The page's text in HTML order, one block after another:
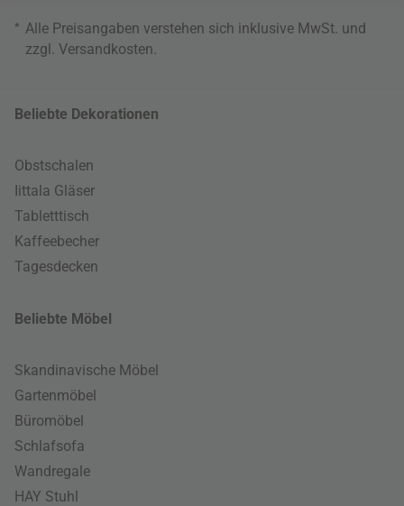
* Alle Preisangaben verstehen sich inklusive MwSt. und
zzgl. Versandkosten
Beliebte Dekorationen
Obstschalen
Iittala Gläser
Tabletttisch
Kaffeebecher
Tagesdecken
Beliebte Möbel
Skandinavische Möbel
Gartenmöbel
Büromöbel
Schlafsofa
Wandregale
HAY Stuhl